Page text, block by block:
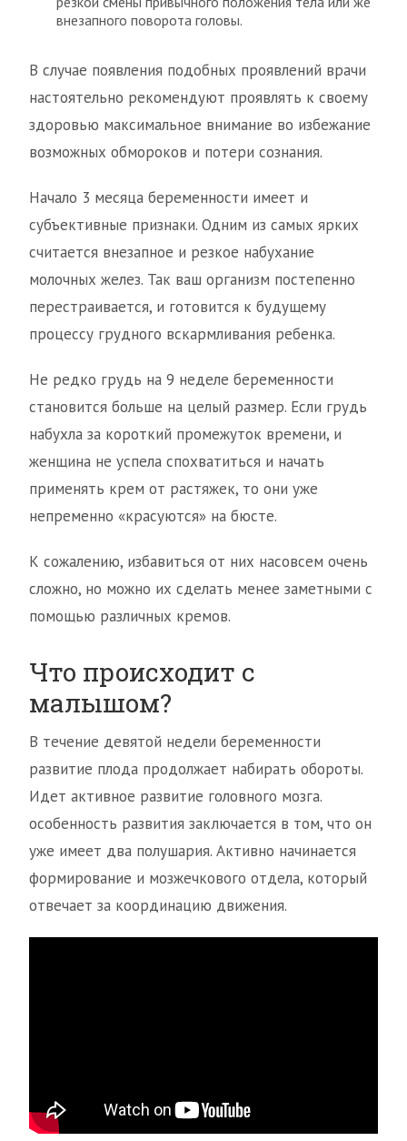
внезапного поворота головы.
В случае появления подобных проявлений врачи
настоятельно рекомендуют проявлять к своему
здоровью максимальное внимание во избежание
возможных обмороков и потери сознания.
Начало 3 месяца беременности имеет и
субъективные признаки. Одним из самых ярких
считается внезапное и резкое набухание
молочных желез. Так ваш организм постепенно
перестраивается, и готовится к будущему
процессу грудного вскармливания ребенка.
Не редко грудь на 9 неделе беременности
становится больше на целый размер. Если грудь
набухла за короткий промежуток времени, и
женщина не успела спохватиться и начать
применять крем от растяжек, то они уже
непременно «красуются» на бюсте.
К сожалению, избавиться от них насовсем очень
сложно, но можно их сделать менее заметными с
помощью различных кремов.
Что происходит с
малышом?
В течение девятой недели беременности
развитие плода продолжает набирать обороты.
Идет активное развитие головного мозга.
особенность развития заключается в том, что он
уже имеет два полушария. Активно начинается
формирование и мозжечкового отдела, который
отвечает за координацию движения.